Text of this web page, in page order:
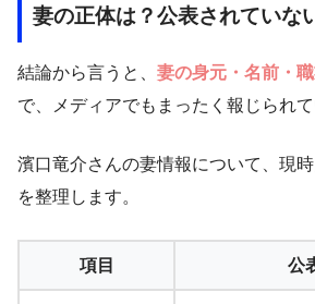
妻の正体は？公表されていな
結論から言うと、 妻の身元・名前・
で、メディアでもまったく報じられて
濱口竜介さんの妻情報について、現
を整理します。
項目 公